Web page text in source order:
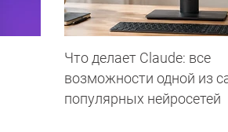
Что делает Сlaude: все
возможности одной из
популярных нейросетей